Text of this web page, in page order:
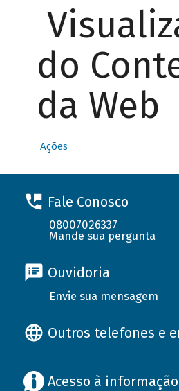
do
da Web
Ações
Fale Conosco
08007026337
Mande sua pergunta
Ouvidoria
Envie sua mensagem
Outros telefones e
Acesso à informação